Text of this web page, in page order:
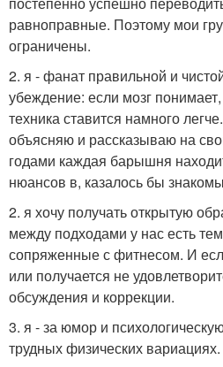
равноправные. Поэтому мои
ограничены.
2. я - фанат правильной и
убеждение: если мозг
техника ставится намного
объясняю и рассказываю на
годами каждая барышня
нюансов в, казалось бы
2. я хочу получать открытую
между подходами у нас есть
сопряженные с фитнесом. И
или получается не
обсуждения и коррекции.
3. я - за юмор и
трудных физических вариациях.